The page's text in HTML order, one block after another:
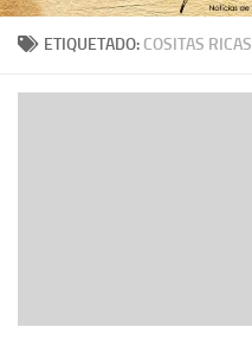
ETIQUETADO: COSITAS RICAS